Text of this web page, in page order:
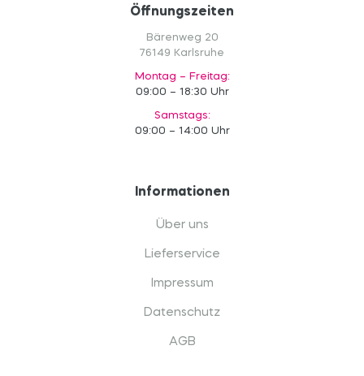
Öffnungszeiten
Bärenweg 20
76149 Karlsruhe
Montag – Freitag:
09:00 – 18:30 Uhr
Samstags:
09:00 – 14:00 Uhr
Informationen
Über uns
Lieferservice
Impressum
Datenschutz
AGB